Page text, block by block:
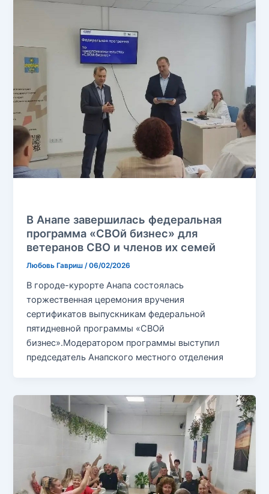
В Анапе завершилась федеральная
программа «СВОй бизнес» для
ветеранов СВО и членов их семей
Любовь Гавриш/06/02/2026
В городе-курорте Анапа состоялась
торжественная церемония вручения
сертификатов выпускникам федеральной
пятидневной программы «СВОй
бизнес».Модератором программы выступил
председатель Анапского местного отделения